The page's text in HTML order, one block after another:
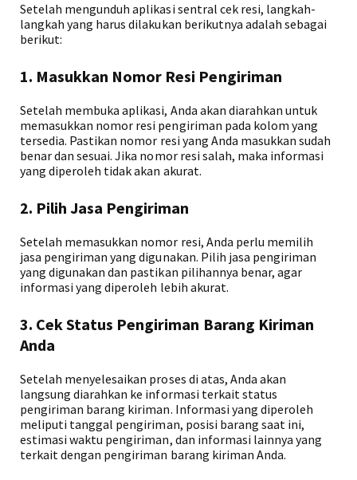
Setelah mengunduh aplikasi sentral cek resi, langkah-
langkah yang harus dilakukan berikutnya adalah sebagai
berikut:
1. Masukkan Nomor Resi Pengiriman
Setelah membuka aplikasi, Anda akan diarahkan untuk
memasukkan nomor resi pengiriman pada kolom yang
tersedia. Pastikan nomor resi yang Anda masukkan sudah
benar dan sesuai. Jika nomor resi salah, maka informasi
yang diperoleh tidak akan akurat.
2. Pilih Jasa Pengiriman
Setelah memasukkan nomor resi, Anda perlu memilih
jasa pengiriman yang digunakan. Pilih jasa pengiriman
yang digunakan dan pastikan pilihannya benar, agar
informasi yang diperoleh lebih akurat.
3. Cek Status Pengiriman Barang Kiriman
Anda
Setelah menyelesaikan proses di atas, Anda akan
langsung diarahkan ke informasi terkait status
pengiriman barang kiriman. Informasi yang diperoleh
meliputi tanggal pengiriman, posisi barang saat ini,
estimasi waktu pengiriman, dan informasi lainnya yang
terkait dengan pengiriman barang kiriman Anda.